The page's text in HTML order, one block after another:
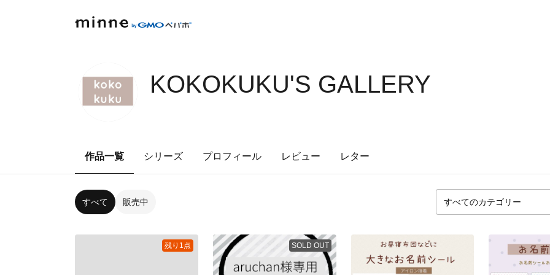
KOKOKUKU'S GALLERY
作品一覧 シリーズ プロフィール レビュー レター
すべて 販売中
残り1点 SOLD OUT